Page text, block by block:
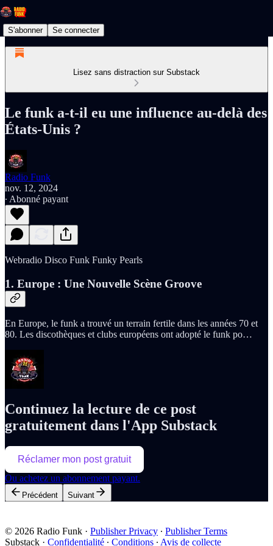
S'abonner Se connecter
Lisez sans distraction sur Substack
Le funk a-t-il eu une influence au-delà des
États-Unis ?
Radio Funk
nov. 12, 2024
∙ Abonné payant
Webradio Disco Funk Funky Pearls
1. Europe : Une Nouvelle Scène Groove
En Europe, le funk a trouvé un terrain fertile dans les années 70 et
80. Les discothèques et clubs européens ont adopté le funk po…
Continuez la lecture de ce post
gratuitement dans l'App Substack
Réclamer mon post gratuit
Ou achetez un abonnement payant.
Précédent Suivant
© 2026 Radio Funk · Publisher Privacy ∙ Publisher Terms
Substack · Confidentialité ∙ Conditions ∙ Avis de collecte